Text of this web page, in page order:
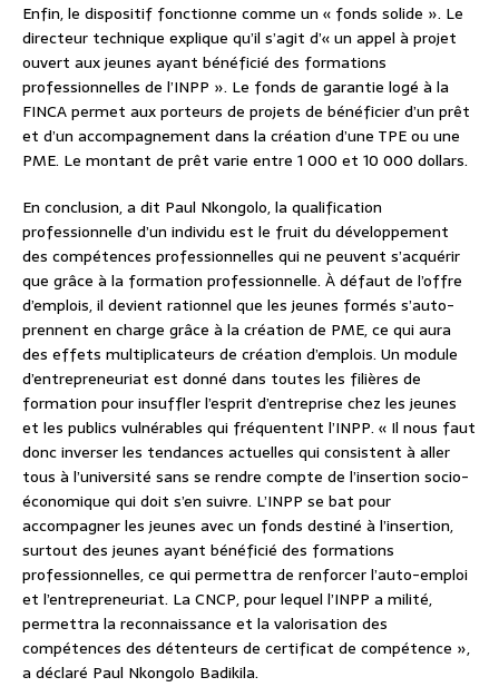
Enfin, le dispositif fonctionne comme un « fonds solide ». Le
directeur technique explique qu’il s’agit d’« un appel à projet
ouvert aux jeunes ayant bénéficié des formations
professionnelles de l’INPP ». Le fonds de garantie logé à la
FINCA permet aux porteurs de projets de bénéficier d’un prêt
et d’un accompagnement dans la création d’une TPE ou une
PME. Le montant de prêt varie entre 1 000 et 10 000 dollars.
En conclusion, a dit Paul Nkongolo, la qualification
professionnelle d’un individu est le fruit du développement
des compétences professionnelles qui ne peuvent s’acquérir
que grâce à la formation professionnelle. À défaut de l’offre
d’emplois, il devient rationnel que les jeunes formés s’auto-
prennent en charge grâce à la création de PME, ce qui aura
des effets multiplicateurs de création d’emplois. Un module
d’entrepreneuriat est donné dans toutes les filières de
formation pour insuffler l’esprit d’entreprise chez les jeunes
et les publics vulnérables qui fréquentent l’INPP. « Il nous faut
donc inverser les tendances actuelles qui consistent à aller
tous à l’université sans se rendre compte de l’insertion socio-
économique qui doit s’en suivre. L’INPP se bat pour
accompagner les jeunes avec un fonds destiné à l’insertion,
surtout des jeunes ayant bénéficié des formations
professionnelles, ce qui permettra de renforcer l’auto-emploi
et l’entrepreneuriat. La CNCP, pour lequel l’INPP a milité,
permettra la reconnaissance et la valorisation des
compétences des détenteurs de certificat de compétence »,
a déclaré Paul Nkongolo Badikila.